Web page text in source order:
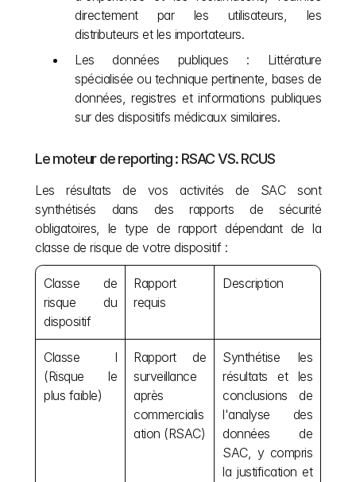
directement par les utilisateurs, les
distributeurs et les importateurs.
Les données publiques : Littérature
spécialisée ou technique pertinente, bases de
données, registres et informations publiques
sur des dispositifs médicaux similaires.
Le moteur de reporting : RSAC VS. RCUS
Les résultats de vos activités de SAC sont
synthétisés dans des rapports de sécurité
obligatoires, le type de rapport dépendant de la
classe de risque de votre dispositif :
Classe de
risque du
dispositif
Rapport
requis
Description
Classe I
(Risque le
plus faible)
Rapport de
surveillance
après
commercialis
ation (RSAC)
Synthétise les
résultats et les
conclusions de
l'analyse des
données de
SAC, y compris
la justification et